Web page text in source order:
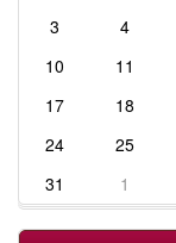
3
4
10
11
17
18
24
25
31
1